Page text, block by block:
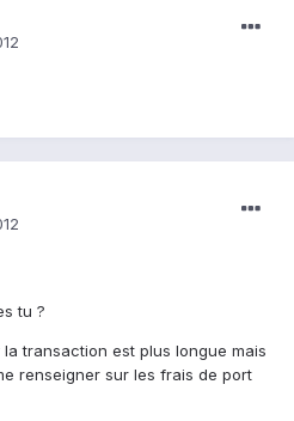
tu ?
transaction est plus longue mais
renseigner sur les frais de port